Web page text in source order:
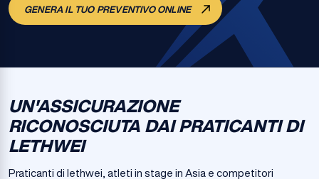
GENERA IL TUO PREVENTIVO ONLINE
UN'ASSICURAZIONE
RICONOSCIUTA DAI PRATICANTI DI
LETHWEI
Praticanti di lethwei, atleti in stage in Asia e competitori